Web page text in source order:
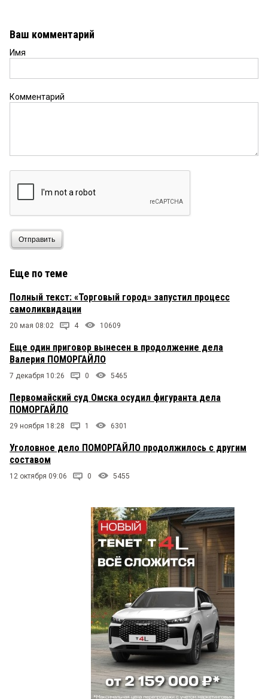
Ваш комментарий
Имя
Комментарий
Отправить
Еще по теме
Полный текст: «Торговый город» запустил процесс
самоликвидации
20 мая 08:02 4 10609
Еще один приговор вынесен в продолжение дела
Валерия ПОМОРГАЙЛО
7 декабря 10:26 0 5465
Первомайский суд Омска осудил фигуранта дела
ПОМОРГАЙЛО
29 ноября 18:28 1 6301
Уголовное дело ПОМОРГАЙЛО продолжилось с другим
составом
12 октября 09:06 0 5455